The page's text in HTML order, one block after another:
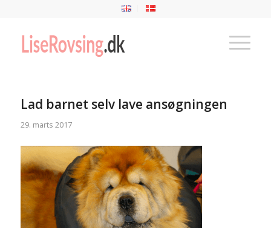
Lad barnet selv lave ansøgningen
29. marts 2017